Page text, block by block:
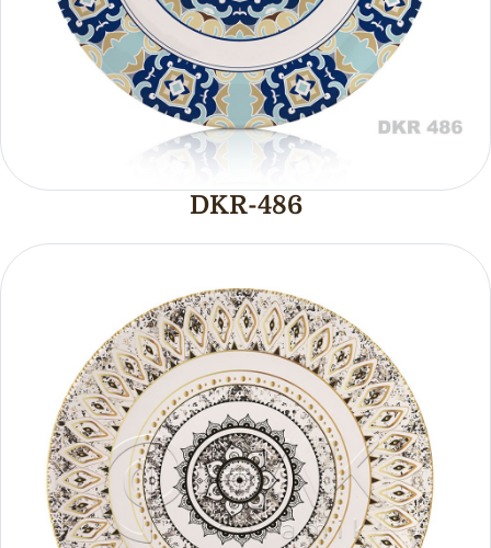
DKR-486